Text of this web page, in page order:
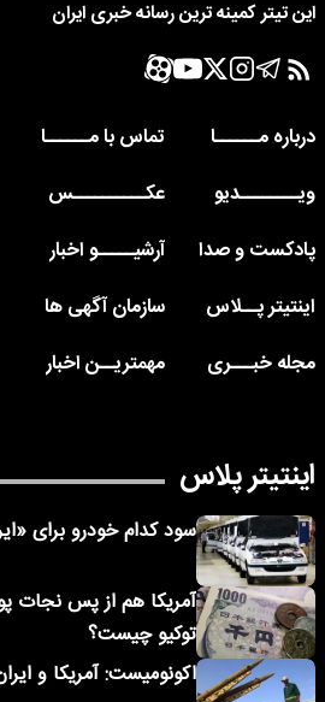
این تیتر کمینه ترین رسانه خبری ایران
درباره مــــــا
تماس با مــــــا
ویــــــــدیو
عکــــــــــس
پادکست و صدا
آرشیـــــو اخبار
اینتیتر پــلاس
سازمان آگهی ها
مجله خبـــری
مهمتریــن اخبار
اینتیتر پلاس
سود کدام خودرو برای
آمریکا هم از پس نجات
توکیو چیست؟
اکونومیست: آمریکا و